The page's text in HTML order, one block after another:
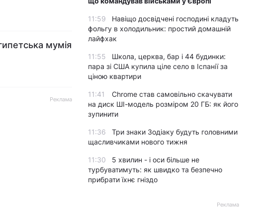
мумія
Реклама
11:59
Навіщо досвідчені господині кладуть
фольгу в холодильник: простий домашній
лайфхак
11:55
Школа, церква, бар і 44 будинки:
пара зі США купила ціле село в Іспанії за
ціною квартири
11:41
Chrome став самовільно скачувати
на диск ШІ-модель розміром 20 ГБ: як його
зупинити
11:36
Три знаки Зодіаку будуть головними
щасливчиками нового тижня
11:30
5 хвилин - і оси більше не
турбуватимуть: як швидко та безпечно
прибрати їхнє гніздо
Реклама